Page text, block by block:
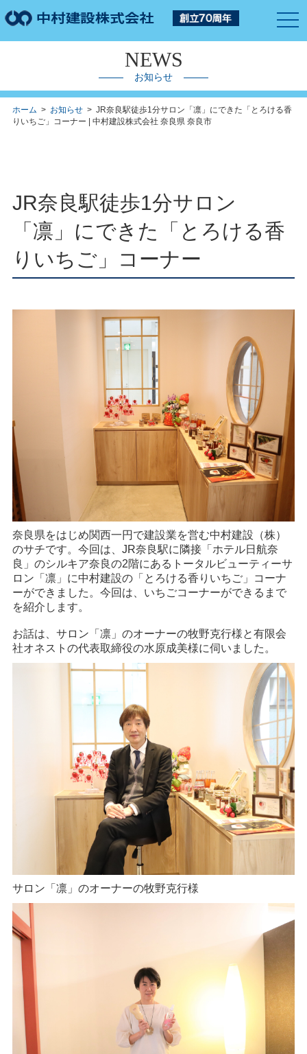
NEWS
お知らせ
ホーム > お知らせ> JR奈良駅徒歩1分サロン「凛」にできた「とろける香
りいちご」コーナー | 中村建設株式会社 奈良県 奈良市
JR奈良駅徒歩1分サロン
「凛」にできた「とろける香
りいちご」コーナー
奈良県をはじめ関西一円で建設業を営む中村建設（株）
のサチです。今回は、JR奈良駅に隣接「ホテル日航奈
良」のシルキア奈良の2階にあるトータルビューティーサ
ロン「凛」に中村建設の「とろける香りいちご」コーナ
ーができました。今回は、いちごコーナーができるまで
を紹介します。
お話は、サロン「凛」のオーナーの牧野克行様と有限会
社オネストの代表取締役の水原成美様に伺いました。
サロン「凛」のオーナーの牧野克行様